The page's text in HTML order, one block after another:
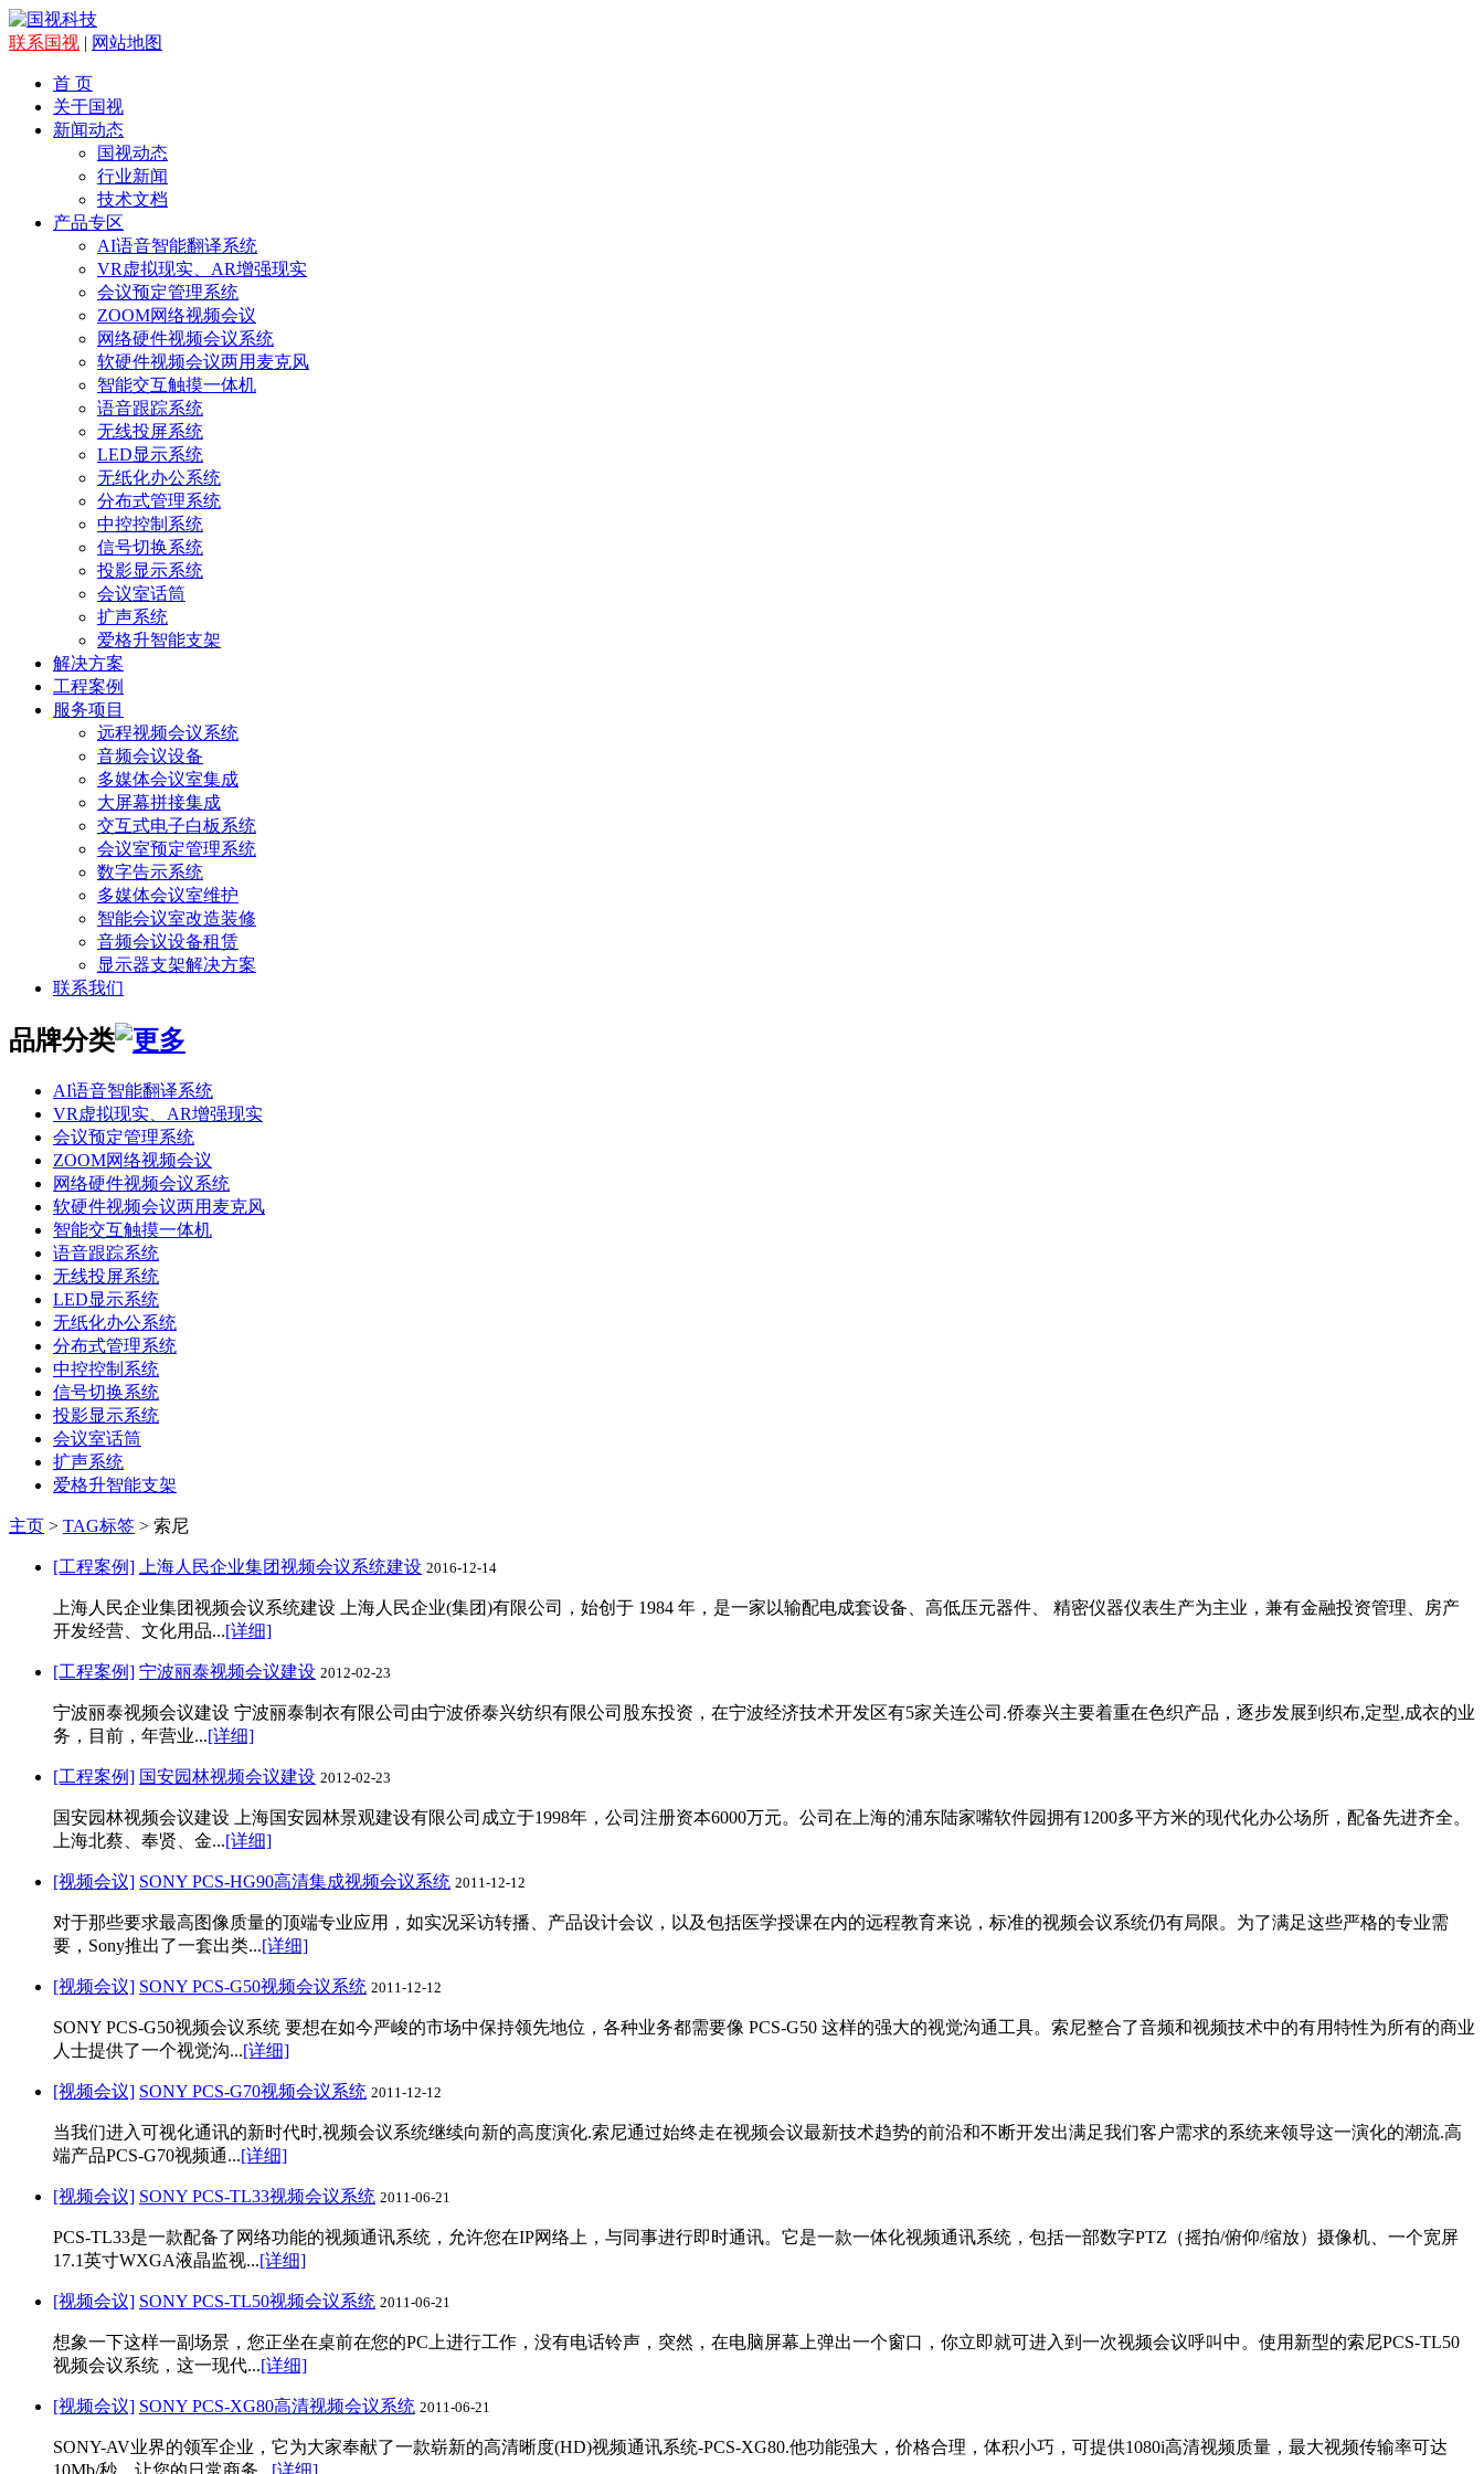
联系国视 | 网站地图
首 页
关于国视
新闻动态
国视动态
行业新闻
技术文档
产品专区
AI语音智能翻译系统
VR虚拟现实、AR增强现实
会议预定管理系统
ZOOM网络视频会议
网络硬件视频会议系统
软硬件视频会议两用麦克风
智能交互触摸一体机
语音跟踪系统
无线投屏系统
LED显示系统
无纸化办公系统
分布式管理系统
中控控制系统
信号切换系统
投影显示系统
会议室话筒
扩声系统
爱格升智能支架
解决方案
工程案例
服务项目
远程视频会议系统
音频会议设备
多媒体会议室集成
大屏幕拼接集成
交互式电子白板系统
会议室预定管理系统
数字告示系统
多媒体会议室维护
智能会议室改造装修
音频会议设备租赁
显示器支架解决方案
联系我们
品牌分类
AI语音智能翻译系统
VR虚拟现实、AR增强现实
会议预定管理系统
ZOOM网络视频会议
网络硬件视频会议系统
软硬件视频会议两用麦克风
智能交互触摸一体机
语音跟踪系统
无线投屏系统
LED显示系统
无纸化办公系统
分布式管理系统
中控控制系统
信号切换系统
投影显示系统
会议室话筒
扩声系统
爱格升智能支架
主页 > TAG标签 > 索尼
[工程案例] 上海人民企业集团视频会议系统建设 2016-12-14
上海人民企业集团视频会议系统建设 上海人民企业(集团)有限公司，始创于 1984 年，是一家以输配电成套设备、高低压元器件、 精密仪器仪表生产为主业，兼有金融投资管理、房产
开发经营、文化用品...[详细]
[工程案例] 宁波丽泰视频会议建设 2012-02-23
宁波丽泰视频会议建设 宁波丽泰制衣有限公司由宁波侨泰兴纺织有限公司股东投资，在宁波经济技术开发区有5家关连公司.侨泰兴主要着重在色织产品，逐步发展到织布,定型,成衣的业
务，目前，年营业...[详细]
[工程案例] 国安园林视频会议建设 2012-02-23
国安园林视频会议建设 上海国安园林景观建设有限公司成立于1998年，公司注册资本6000万元。公司在上海的浦东陆家嘴软件园拥有1200多平方米的现代化办公场所，配备先进齐全。
上海北蔡、奉贤、金...[详细]
[视频会议] SONY PCS-HG90高清集成视频会议系统 2011-12-12
对于那些要求最高图像质量的顶端专业应用，如实况采访转播、产品设计会议，以及包括医学授课在内的远程教育来说，标准的视频会议系统仍有局限。为了满足这些严格的专业需
要，Sony推出了一套出类...[详细]
[视频会议] SONY PCS-G50视频会议系统 2011-12-12
SONY PCS-G50视频会议系统 要想在如今严峻的市场中保持领先地位，各种业务都需要像 PCS-G50 这样的强大的视觉沟通工具。索尼整合了音频和视频技术中的有用特性为所有的商业
人士提供了一个视觉沟...[详细]
[视频会议] SONY PCS-G70视频会议系统 2011-12-12
当我们进入可视化通讯的新时代时,视频会议系统继续向新的高度演化.索尼通过始终走在视频会议最新技术趋势的前沿和不断开发出满足我们客户需求的系统来领导这一演化的潮流.高
端产品PCS-G70视频通...[详细]
[视频会议] SONY PCS-TL33视频会议系统 2011-06-21
PCS-TL33是一款配备了网络功能的视频通讯系统，允许您在IP网络上，与同事进行即时通讯。它是一款一体化视频通讯系统，包括一部数字PTZ（摇拍/俯仰/缩放）摄像机、一个宽屏
17.1英寸WXGA液晶监视...[详细]
[视频会议] SONY PCS-TL50视频会议系统 2011-06-21
想象一下这样一副场景，您正坐在桌前在您的PC上进行工作，没有电话铃声，突然，在电脑屏幕上弹出一个窗口，你立即就可进入到一次视频会议呼叫中。使用新型的索尼PCS-TL50
视频会议系统，这一现代...[详细]
[视频会议] SONY PCS-XG80高清视频会议系统 2011-06-21
SONY-AV业界的领军企业，它为大家奉献了一款崭新的高清晰度(HD)视频通讯系统-PCS-XG80.他功能强大，价格合理，体积小巧，可提供1080i高清视频质量，最大视频传输率可达
10Mb/秒，让您的日常商务... [详细]